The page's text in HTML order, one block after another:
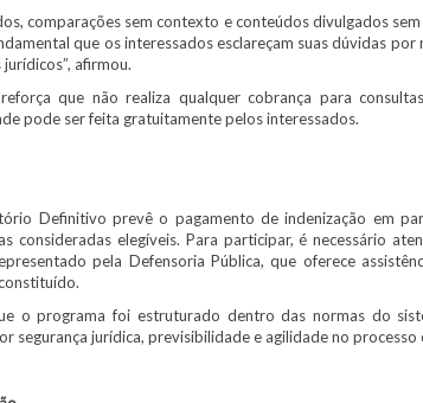
comparações sem contexto e conteúdos divulgados
que os interessados esclareçam suas dúvidas
afirmou.
que não realiza qualquer cobrança para
pode ser feita gratuitamente pelos interessados.
Definitivo prevê o pagamento de indenização em
consideradas elegíveis. Para participar, é necessário
pela Defensoria Pública, que oferece
o programa foi estruturado dentro das normas do
segurança jurídica, previsibilidade e agilidade no processo